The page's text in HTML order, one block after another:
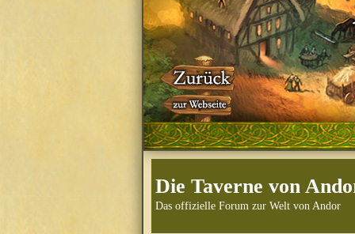
Die Taverne von
Das offizielle Forum zur Welt von Andor